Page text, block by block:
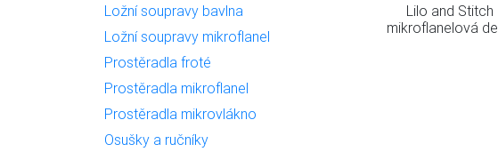
Lilo and Stitch
mikroflanelová
Ložní soupravy bavlna
Ložní soupravy mikroflanel
Prostěradla froté
Prostěradla mikroflanel
Prostěradla mikrovlákno
Osušky a ručníky